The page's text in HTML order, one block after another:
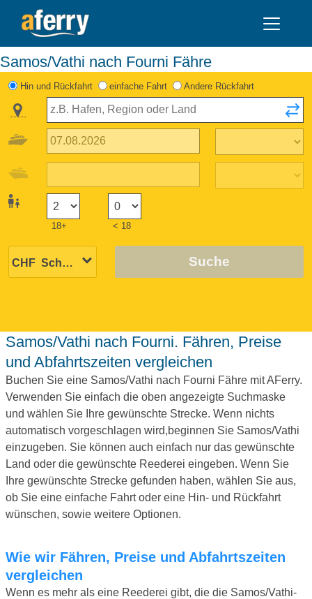
Samos/Vathi nach Fourni Fähre
Hin und Rückfahrt einfache Fahrt Andere Rückfahrt
18+ < 18
Suche
Samos/Vathi nach Fourni. Fähren, Preise
und Abfahrtszeiten vergleichen
Buchen Sie eine Samos/Vathi nach Fourni Fähre mit AFerry.
Verwenden Sie einfach die oben angezeigte Suchmaske
und wählen Sie Ihre gewünschte Strecke. Wenn nichts
automatisch vorgeschlagen wird,beginnen Sie Samos/Vathi
einzugeben. Sie können auch einfach nur das gewünschte
Land oder die gewünschte Reederei eingeben. Wenn Sie
Ihre gewünschte Strecke gefunden haben, wählen Sie aus,
ob Sie eine einfache Fahrt oder eine Hin- und Rückfahrt
wünschen, sowie weitere Optionen.
Wie wir Fähren, Preise und Abfahrtszeiten
vergleichen
Wenn es mehr als eine Reederei gibt, die die Samos/Vathi-